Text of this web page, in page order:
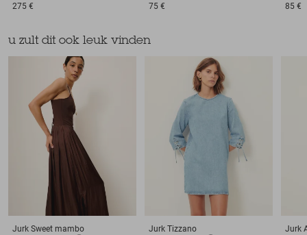
275 €
75 €
85 €
u zult dit ook leuk vinden
Jurk Sweet mambo
Jurk Tizzano
Jurk